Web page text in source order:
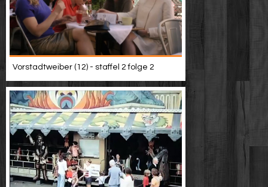
Vorstadtweiber (12) - staffel 2 folge 2